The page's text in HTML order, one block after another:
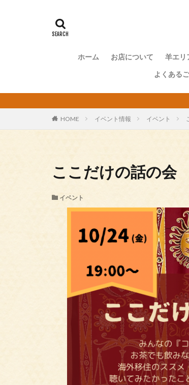
ホーム お店について 羊エリ
よくある
HOME イベント情報 イベント
ここだけの話の会
イベント